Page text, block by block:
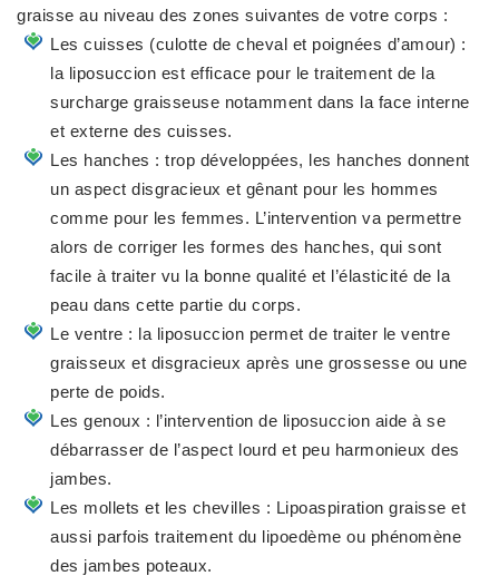
graisse au niveau des zones suivantes de votre corps :
Les cuisses (culotte de cheval et poignées d’amour) :
la liposuccion est efficace pour le traitement de la
surcharge graisseuse notamment dans la face interne
et externe des cuisses.
Les hanches : trop développées, les hanches donnent
un aspect disgracieux et gênant pour les hommes
comme pour les femmes. L’intervention va permettre
alors de corriger les formes des hanches, qui sont
facile à traiter vu la bonne qualité et l’élasticité de la
peau dans cette partie du corps.
Le ventre : la liposuccion permet de traiter le ventre
graisseux et disgracieux après une grossesse ou une
perte de poids.
Les genoux : l’intervention de liposuccion aide à se
débarrasser de l’aspect lourd et peu harmonieux des
jambes.
Les mollets et les chevilles : Lipoaspiration graisse et
aussi parfois traitement du lipoedème ou phénomène
des jambes poteaux.